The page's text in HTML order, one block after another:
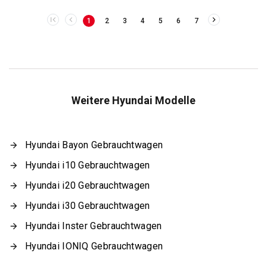
1 2 3 4 5 6 7
Weitere Hyundai Modelle
Hyundai Bayon Gebrauchtwagen
Hyundai i10 Gebrauchtwagen
Hyundai i20 Gebrauchtwagen
Hyundai i30 Gebrauchtwagen
Hyundai Inster Gebrauchtwagen
Hyundai IONIQ Gebrauchtwagen